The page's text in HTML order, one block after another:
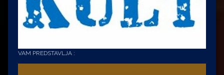
VAM PREDSTAVLJA :